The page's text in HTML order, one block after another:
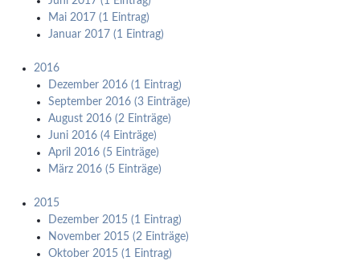
Mai 2017 (1 Eintrag)
Januar 2017 (1 Eintrag)
2016
Dezember 2016 (1 Eintrag)
September 2016 (3 Einträge)
August 2016 (2 Einträge)
Juni 2016 (4 Einträge)
April 2016 (5 Einträge)
März 2016 (5 Einträge)
2015
Dezember 2015 (1 Eintrag)
November 2015 (2 Einträge)
Oktober 2015 (1 Eintrag)